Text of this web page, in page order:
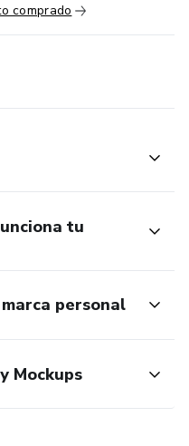
comprado
tu
personal
Mockups